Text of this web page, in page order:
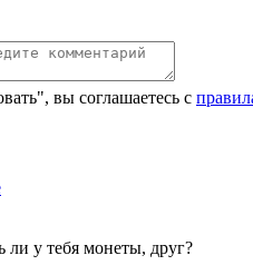
вы соглашаетесь с
ли у тебя монеты, друг?